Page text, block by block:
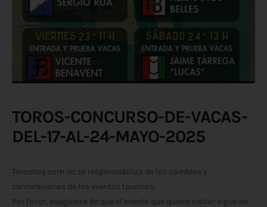
TOROS-CONCURSO-DE-VACAS-
DEL-17-AL-24-MAYO-2025
Toroshoy.com no se responsabiliza de los cambios y
cancelaciones de los eventos taurinos.
Por favor, asegúrese de que el evento que quiere visitar sigue en